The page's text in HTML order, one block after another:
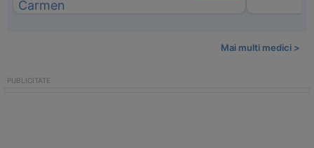
Mai multi medici >